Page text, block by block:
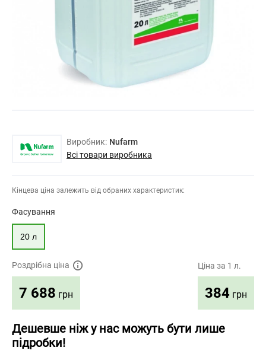
Виробник: Nufarm
Всі товари виробника
Кінцева ціна залежить від обраних характеристик:
Фасування
20 л
Роздрібна ціна
7 688 грн
Ціна за 1 л.
384 грн
Дешевше ніж у нас можуть бути лише
підробки!